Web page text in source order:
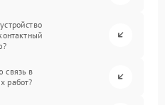
связь в
работ?